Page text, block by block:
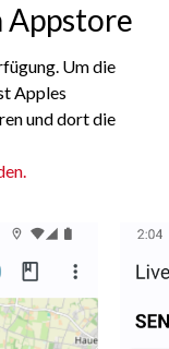
Appstore
Um die
Apples
und dort die